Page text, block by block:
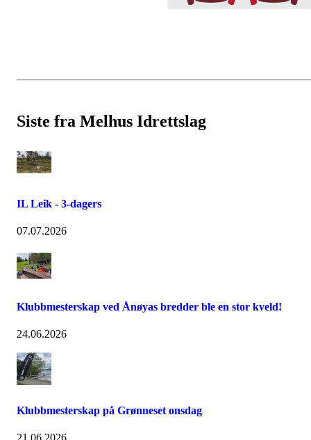
Siste fra Melhus Idrettslag
IL Leik - 3-dagers
07.07.2026
Klubbmesterskap ved Ånøyas bredder ble en stor kveld!
24.06.2026
Klubbmesterskap på Grønneset onsdag
21.06.2026